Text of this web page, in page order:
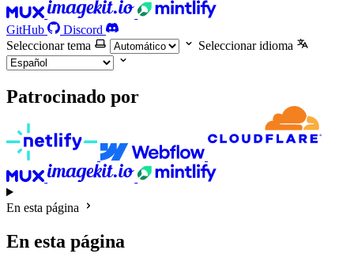
GitHub
Discord
Seleccionar tema
Seleccionar idioma
Patrocinado por
En esta página
En esta página